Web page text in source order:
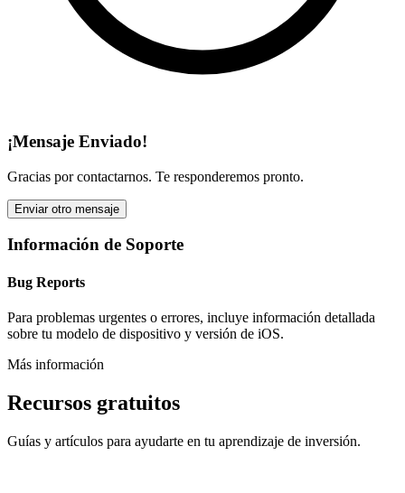
¡Mensaje Enviado!
Gracias por contactarnos. Te responderemos pronto.
Enviar otro mensaje
Información de Soporte
Bug Reports
Para problemas urgentes o errores, incluye información detallada
sobre tu modelo de dispositivo y versión de iOS.
Más información
Recursos gratuitos
Guías y artículos para ayudarte en tu aprendizaje de inversión.